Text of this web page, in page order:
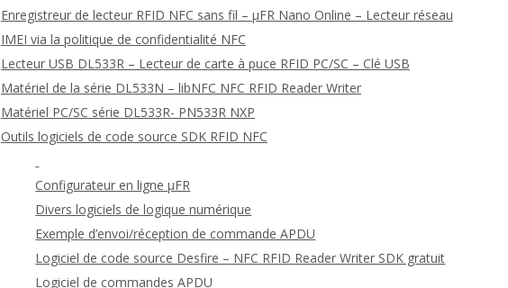
Enregistreur de lecteur RFID NFC sans fil – μFR Nano Online – Lecteur réseau
IMEI via la politique de confidentialité NFC
Lecteur USB DL533R – Lecteur de carte à puce RFID PC/SC – Clé USB
Matériel de la série DL533N – libNFC NFC RFID Reader Writer
Matériel PC/SC série DL533R- PN533R NXP
Outils logiciels de code source SDK RFID NFC
Configurateur en ligne μFR
Divers logiciels de logique numérique
Exemple d’envoi/réception de commande APDU
Logiciel de code source Desfire – NFC RFID Reader Writer SDK gratuit
Logiciel de commandes APDU